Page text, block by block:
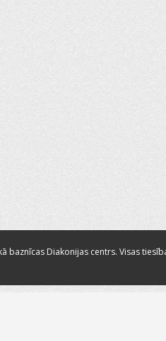
baznīcas Diakonijas centrs. Visas